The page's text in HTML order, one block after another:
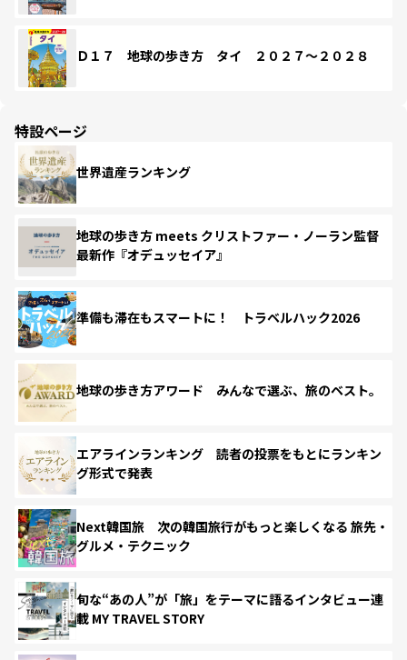
Ｄ１７ 地球の歩き方 タイ ２０２７～２０２８
特設ページ
世界遺産ランキング
地球の歩き方 meets クリストファー・ノーラン監督
最新作『オデュッセイア』
準備も滞在もスマートに！ トラベルハック2026
地球の歩き方アワード みんなで選ぶ、旅のベスト。
エアラインランキング 読者の投票をもとにランキン
グ形式で発表
Next韓国旅 次の韓国旅行がもっと楽しくなる 旅先・
グルメ・テクニック
旬な“あの人”が「旅」をテーマに語るインタビュー連
載 MY TRAVEL STORY